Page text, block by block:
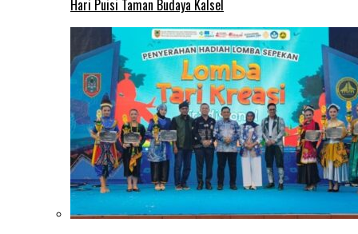
Hari Puisi Taman Budaya Kalsel